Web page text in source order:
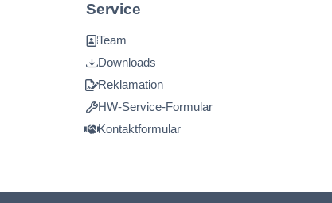
Service
Team
Downloads
Reklamation
HW-Service-Formular
Kontaktformular